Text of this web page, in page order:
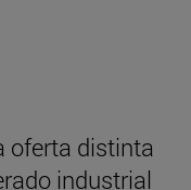
oferta distinta
industrial